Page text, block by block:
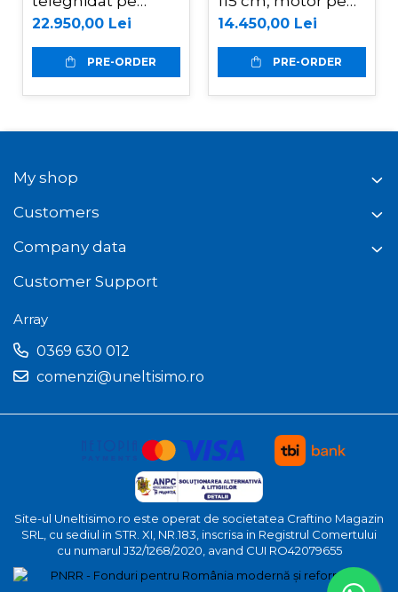
senile hibrid,
benzina, 120 cm,
motor Loncin 18
cp, 150 m,
22.950,00 Lei
PRE-ORDER
benzina de 15 CP,
Jansen AT-120
14.450,00 Lei
PRE-ORDER
My shop
Customers
Company data
Customer Support
Array
0369 630 012
comenzi@uneltisimo.ro
Site-ul Uneltisimo.ro este operat de societatea Craftino Magazin
SRL, cu sediul in STR. XI, NR.183, inscrisa in Registrul Comertului
cu numarul J32/1268/2020, avand CUI RO42079655